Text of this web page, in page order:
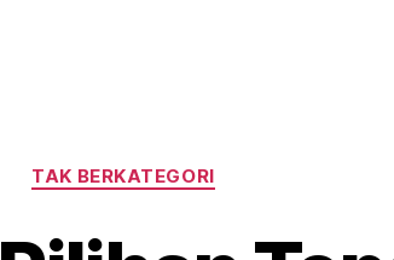
TAK BERKATEGORI